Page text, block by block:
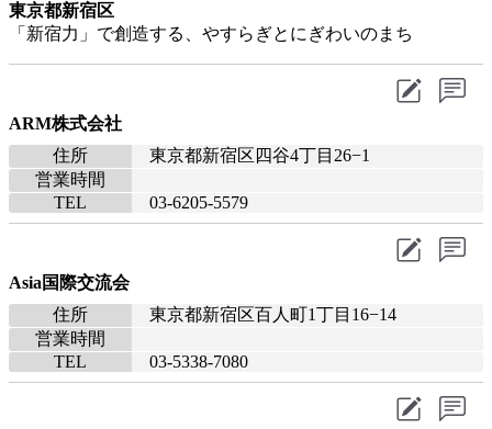
東京都新宿区
「新宿力」で創造する、やすらぎとにぎわいのまち
ARM株式会社
住所
東京都新宿区四谷4丁目26−1
営業時間
TEL
03-6205-5579
Asia国際交流会
住所
東京都新宿区百人町1丁目16−14
営業時間
TEL
03-5338-7080